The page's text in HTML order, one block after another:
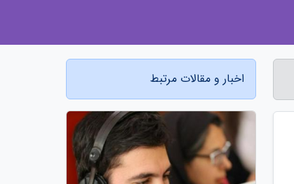
اخبار و مقالات مرتبط